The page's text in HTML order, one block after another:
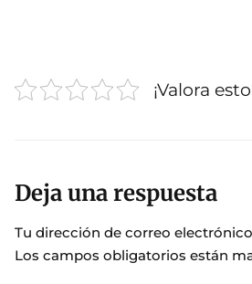
¡Valora
Deja una respuesta
Tu dirección de correo
Los campos obligatorios están